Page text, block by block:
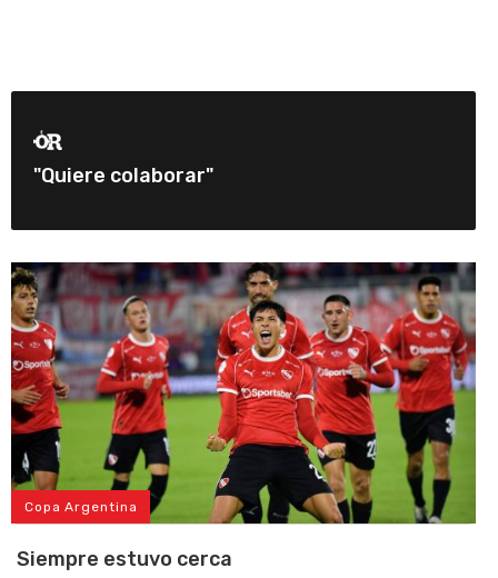
"Quiere colaborar"
Copa Argentina
Siempre estuvo cerca